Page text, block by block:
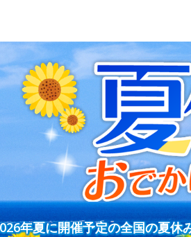
年夏に開催予定の全国の夏休